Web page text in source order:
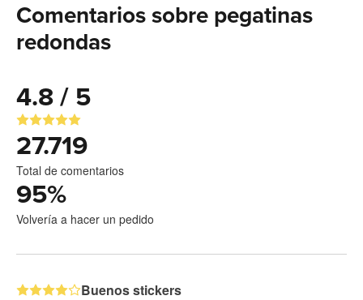
Comentarios sobre pegatinas
redondas
4.8 / 5
27.719
Total de comentarios
95%
Volvería a hacer un pedido
Buenos stickers